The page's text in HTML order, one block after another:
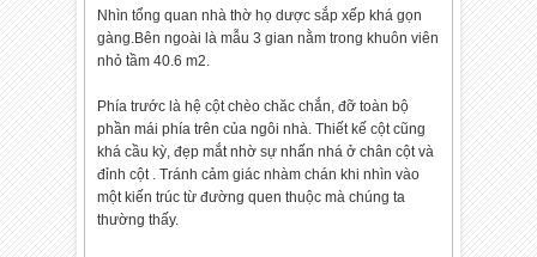
Nhìn tổng quan nhà thờ họ dược sắp xếp khá gọn
gàng.Bên ngoài là mẫu 3 gian nằm trong khuôn viên
nhỏ tầm 40.6 m2.
Phía trước là hệ cột chèo chăc chắn, đỡ toàn bộ
phần mái phía trên của ngôi nhà. Thiết kế cột cũng
khá cầu kỳ, đẹp mắt nhờ sự nhấn nhá ở chân cột và
đỉnh cột . Tránh cảm giác nhàm chán khi nhìn vào
một kiến trúc từ đường quen thuộc mà chúng ta
thường thấy.